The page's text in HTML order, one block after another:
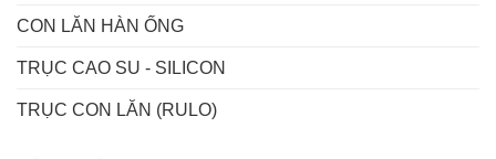
CON LĂN HÀN ỐNG
TRỤC CAO SU - SILICON
TRỤC CON LĂN (RULO)